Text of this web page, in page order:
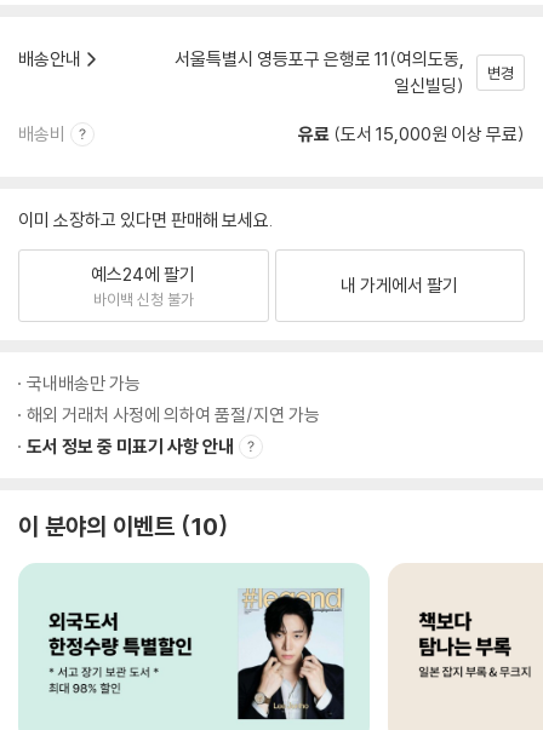
배송안내
서울특별시 영등포구 은행로 11(여의도동,
일신빌딩)
변경
배송비 유료 (도서 15,000원 이상 무료)
이미 소장하고 있다면 판매해 보세요.
예스24에 팔기
바이백 신청 불가
내 가게에서 팔기
국내배송만 가능
해외 거래처 사정에 의하여 품절/지연 가능
도서 정보 중 미표기 사항 안내
이 분야의 이벤트 10